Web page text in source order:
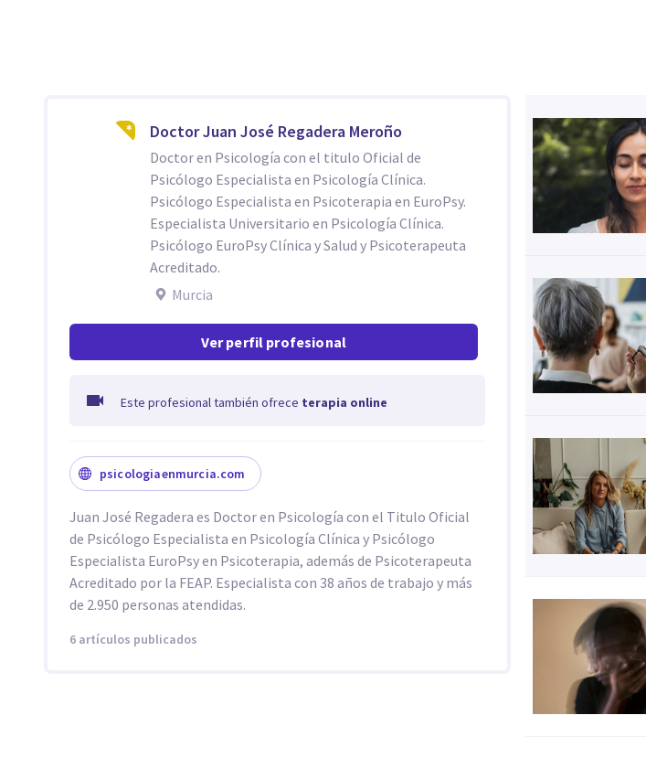
Doctor Juan José Regadera Meroño
Doctor en Psicología con el titulo Oficial de
Psicólogo Especialista en Psicología Clínica.
Psicólogo Especialista en Psicoterapia en EuroPsy.
Especialista Universitario en Psicología Clínica.
Psicólogo EuroPsy Clínica y Salud y Psicoterapeuta
Acreditado.
Murcia
Ver perfil profesional
Este profesional también ofrece terapia online
psicologiaenmurcia.com
Juan José Regadera es Doctor en Psicología con el Titulo Oficial
de Psicólogo Especialista en Psicología Clínica y Psicólogo
Especialista EuroPsy en Psicoterapia, además de Psicoterapeuta
Acreditado por la FEAP. Especialista con 38 años de trabajo y más
de 2.950 personas atendidas.
6 artículos publicados